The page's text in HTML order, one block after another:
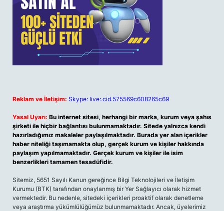
Reklam ve İletişim: Skype: live:.cid.575569c608265c69
Yasal Uyarı: Bu internet sitesi, herhangi bir marka, kurum veya şahıs
şirketi ile hiçbir bağlantısı bulunmamaktadır. Sitede yalnızca kendi
hazırladığımız makaleler paylaşılmaktadır. Burada yer alan içerikler
haber niteliği taşımamakta olup, gerçek kurum ve kişiler hakkında
paylaşım yapılmamaktadır. Gerçek kurum ve kişiler ile isim
benzerlikleri tamamen tesadüfidir.
Sitemiz, 5651 Sayılı Kanun gereğince Bilgi Teknolojileri ve İletişim
Kurumu (BTK) tarafından onaylanmış bir Yer Sağlayıcı olarak hizmet
vermektedir. Bu nedenle, sitedeki içerikleri proaktif olarak denetleme
veya araştırma yükümlülüğümüz bulunmamaktadır. Ancak, üyelerimiz